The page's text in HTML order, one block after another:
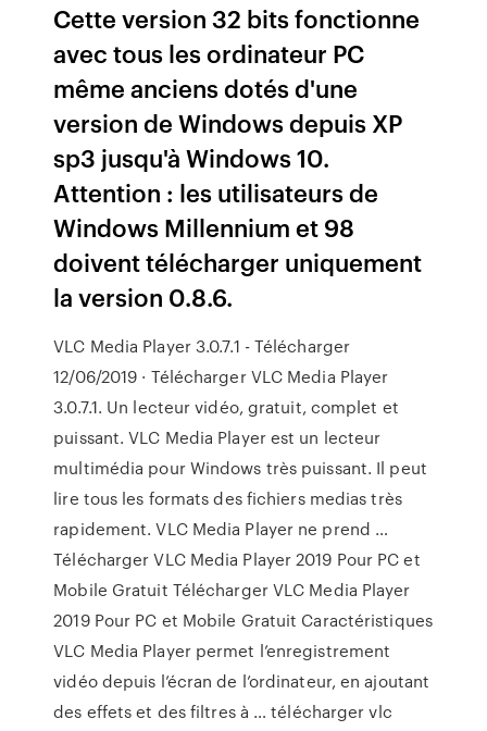
Cette version 32 bits fonctionne
avec tous les ordinateur PC
même anciens dotés d'une
version de Windows depuis XP
sp3 jusqu'à Windows 10.
Attention : les utilisateurs de
Windows Millennium et 98
doivent télécharger uniquement
la version 0.8.6.
VLC Media Player 3.0.7.1 - Télécharger
12/06/2019 · Télécharger VLC Media Player
3.0.7.1. Un lecteur vidéo, gratuit, complet et
puissant. VLC Media Player est un lecteur
multimédia pour Windows très puissant. Il peut
lire tous les formats des fichiers medias très
rapidement. VLC Media Player ne prend …
Télécharger VLC Media Player 2019 Pour PC et
Mobile Gratuit Télécharger VLC Media Player
2019 Pour PC et Mobile Gratuit Caractéristiques
VLC Media Player permet l’enregistrement
vidéo depuis l’écran de l’ordinateur, en ajoutant
des effets et des filtres à … télécharger vlc